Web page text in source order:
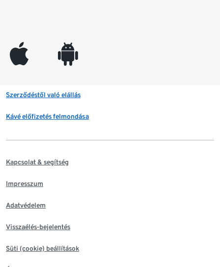
appleinc android
Szerződéstől való elállás
Kávé előfizetés felmondása
Kapcsolat & segítség
Impresszum
Adatvédelem
Visszaélés-bejelentés
Süti (cookie) beállítások